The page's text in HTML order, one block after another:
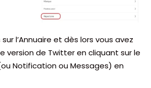
l’Annuaire et dès lors vous avez
version de Twitter en cliquant sur le
Notification ou Messages) en